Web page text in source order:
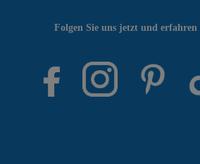
Folgen Sie uns jetzt und erfahren